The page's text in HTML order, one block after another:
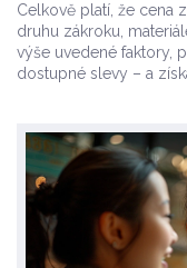
Celkově platí, že cena
druhu zákroku,
výše uvedené faktory,
dostupné slevy – a